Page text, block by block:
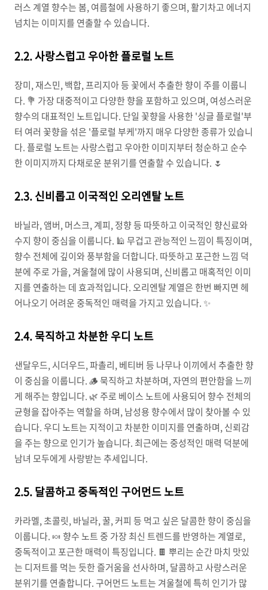
러스 계열 향수는 봄, 여름철에 사용하기 좋으며, 활기차고 에너지
넘치는 이미지를 연출할 수 있습니다.
2.2. 사랑스럽고 우아한 플로럴 노트
장미, 재스민, 백합, 프리지아 등 꽃에서 추출한 향이 주를 이룹니
다. 💐 가장 대중적이고 다양한 향을 포함하고 있으며, 여성스러운
향수의 대표적인 노트입니다. 단일 꽃향을 사용한 '싱글 플로럴'부
터 여러 꽃향을 섞은 '플로럴 부케'까지 매우 다양한 종류가 있습니
다. 플로럴 노트는 사랑스럽고 우아한 이미지부터 청순하고 순수
한 이미지까지 다채로운 분위기를 연출할 수 있습니다. 🌷
2.3. 신비롭고 이국적인 오리엔탈 노트
바닐라, 앰버, 머스크, 계피, 정향 등 따뜻하고 이국적인 향신료와
수지 향이 중심을 이룹니다. 🕌 무겁고 관능적인 느낌이 특징이며,
향수 전체에 깊이와 풍부함을 더합니다. 따뜻하고 포근한 느낌 덕
분에 주로 가을, 겨울철에 많이 사용되며, 신비롭고 매혹적인 이미
지를 연출하는 데 효과적입니다. 오리엔탈 계열은 한번 빠지면 헤
어나오기 어려운 중독적인 매력을 가지고 있습니다. ✨
2.4. 묵직하고 차분한 우디 노트
샌달우드, 시더우드, 파촐리, 베티버 등 나무나 이끼에서 추출한 향
이 중심을 이룹니다. 🪵 묵직하고 차분하며, 자연의 편안함을 느끼
게 해주는 향입니다. 🌿 주로 베이스 노트에 사용되어 향수 전체의
균형을 잡아주는 역할을 하며, 남성용 향수에서 많이 찾아볼 수 있
습니다. 우디 노트는 지적이고 차분한 이미지를 연출하며, 신뢰감
을 주는 향으로 인기가 높습니다. 최근에는 중성적인 매력 덕분에
남녀 모두에게 사랑받는 추세입니다.
2.5. 달콤하고 중독적인 구어먼드 노트
카라멜, 초콜릿, 바닐라, 꿀, 커피 등 먹고 싶은 달콤한 향이 중심을
이룹니다. 🍬 향수 노트 중 가장 최신 트렌드를 반영하는 계열로,
중독적이고 포근한 매력이 특징입니다. 🍫 뿌리는 순간 마치 맛있
는 디저트를 먹는 듯한 즐거움을 선사하며, 달콤하고 사랑스러운
분위기를 연출합니다. 구어먼드 노트는 겨울철에 특히 인기가 많